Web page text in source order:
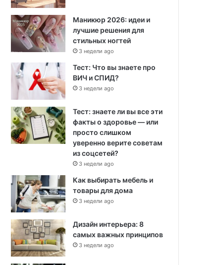
Маникюр 2026: идеи и
лучшие решения для
стильных ногтей
3 недели ago
Тест: Что вы знаете про
ВИЧ и СПИД?
3 недели ago
Тест: знаете ли вы все эти
факты о здоровье — или
просто слишком
уверенно верите советам
из соцсетей?
3 недели ago
Как выбирать мебель и
товары для дома
3 недели ago
Дизайн интерьера: 8
самых важных принципов
3 недели ago